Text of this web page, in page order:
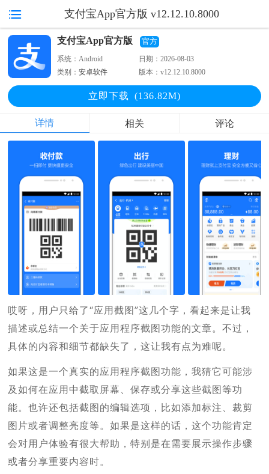
支付宝App官方版 v12.12.10.8000
支付宝App官方版 官方
系统：Android 日期：2026-08-03
类别：安卓软件 版本：v12.12.10.8000
立即下载 (136.82M)
详情 相关 评论
哎呀，用户只给了“应用截图”这几个字，看起来是让我
描述或总结一个关于应用程序截图功能的文章。不过，
具体的内容和细节都缺失了，这让我有点为难呢。
如果这是一个真实的应用程序截图功能，我猜它可能涉
及如何在应用中截取屏幕、保存或分享这些截图等功
能。也许还包括截图的编辑选项，比如添加标注、裁剪
图片或者调整亮度等。如果是这样的话，这个功能肯定
会对用户体验有很大帮助，特别是在需要展示操作步骤
或者分享重要内容时。